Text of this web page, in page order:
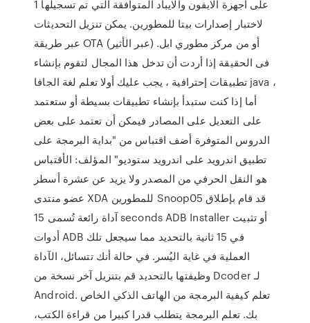
1 على أجهزة الايفون والايباد المتوافقة التي تم تسجيلها
لاختبار إصدارات بيتا للمطورين. يمكن تنزيل التحديثات
عبر طريقة OTA (عبر الأثير) أو من مركز مطوري ابل.
فى الحقيقة إذا أردت أن تدخل هذا المجال لتقوم بإنشاء
تطبيقات إحترافية ، يجب عليك أولا تعلم لغة الجافا java ،
أما إذا كنت ستبدأ بإنشاء تطبيقات بسيطة أو ستعتمد
على التعديل على المصادر فيمكن أن تعتمد على بعض
الدروس المتوفرة أضف اقتباس من "بداية البرمجة على
تطبيق اندرويد على اندرويد ستوديو" المؤلف: الأقتباس
هو النقل الحرفي من المصدر ولا يزيد عن عشرة أسطر
عضو منتدى XDA للمطورين Snoop05 قد قام بإطلاق
آداة رائعة تُسمى 15 seconds ADB Installer أو تثبيت
أدوات ADB في 15 ثانية بالتحديد مما سيجعل تلك
العملية في غاية اليُسر. في حالة أنك تتسائل، الآداة
وظيفتها بالتحديد قم بتنزيل آخر نسخة من Dcoder لـ
Android. تعلم كيفية البرمجة من الهاتف الذكي الخاص
بك. تعلم البرمجة يتطلب قدرا كبيرا من قراءة الكتب،